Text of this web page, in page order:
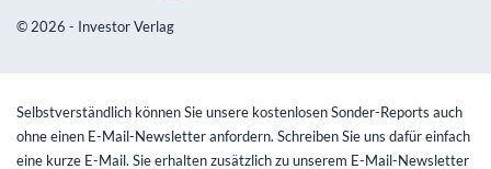
© 2026 - Investor Verlag
Selbstverständlich können Sie unsere kostenlosen Sonder-Reports auch
ohne einen E-Mail-Newsletter anfordern. Schreiben Sie uns dafür einfach
eine kurze E-Mail. Sie erhalten zusätzlich zu unserem E-Mail-Newsletter